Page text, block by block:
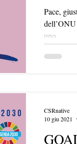
Pace,
uno...
CSRnative
10 giu 2021